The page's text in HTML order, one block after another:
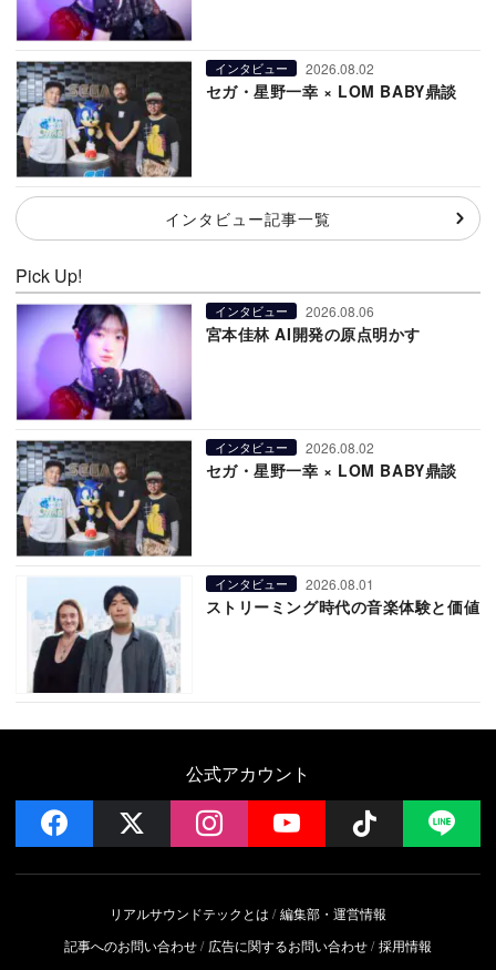
インタビュー 2026.08.02
セガ・星野一幸 × LOM BABY鼎談
インタビュー記事一覧
Pick Up!
インタビュー 2026.08.06
宮本佳林 AI開発の原点明かす
インタビュー 2026.08.02
セガ・星野一幸 × LOM BABY鼎談
インタビュー 2026.08.01
ストリーミング時代の音楽体験と価値
公式アカウント
facebook instagramYouTube Follow
リアルサウンドテックとは
編集部・運営情報
記事へのお問い合わせ
広告に関するお問い合わせ 採用情報